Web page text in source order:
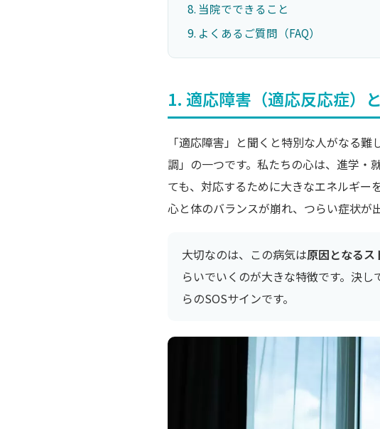
当院でできること
よくあるご質問（FAQ）
1. 適応障害（適応反応症）
「適応障害」と聞くと特別な人がなる
調」の一つです。私たちの心は、進学・
ても、対応するために大きなエネルギー
心と体のバランスが崩れ、つらい症状が
大切なのは、この病気は原因となるス
らいでいくのが大きな特徴です。決
らのSOSサインです。